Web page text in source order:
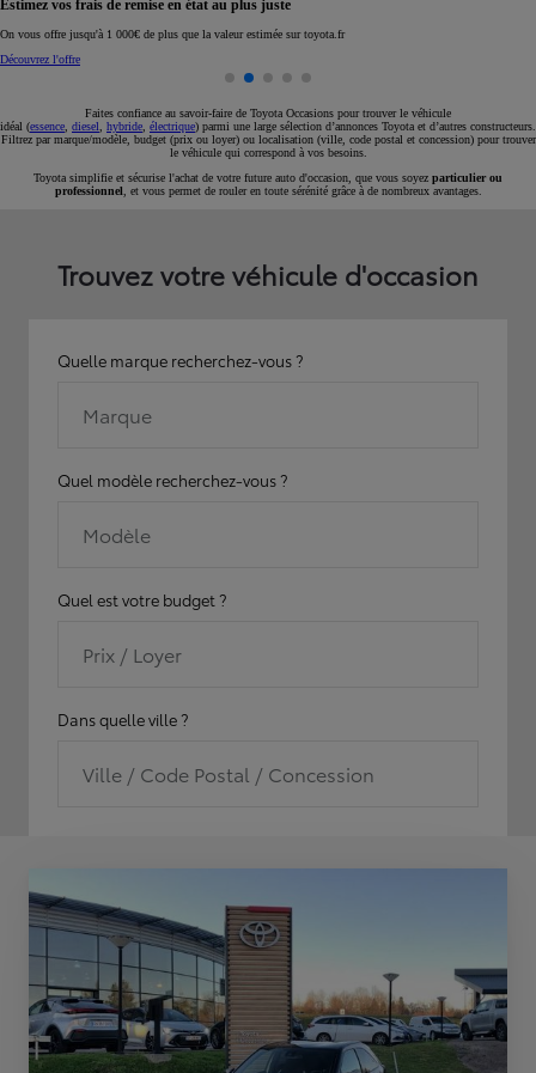
Réservez en ligne votre occasion pour 1€ seulement
Réservez en ligne
Faites confiance au savoir-faire de Toyota Occasions pour trouver le véhicule
idéal (essence diesel hybride électrique) parmi une large sélection d’annonces Toyota et d’autres constructeurs.
Filtrez par marque/modèle, budget (prix ou loyer) ou localisation (ville, code postal et concession) pour trouver
le véhicule qui correspond à vos besoins.
Toyota simplifie et sécurise l'achat de votre future auto d'occasion, que vous soyez particulier ou
professionnel , et vous permet de rouler en toute sérénité grâce à de nombreux avantages.
Trouvez votre véhicule d'occasion
Quelle marque recherchez-vous ?
Marque
Quel modèle recherchez-vous ?
Modèle
Quel est votre budget ?
Prix / Loyer
Dans quelle ville ?
Ville / Code Postal / Concession